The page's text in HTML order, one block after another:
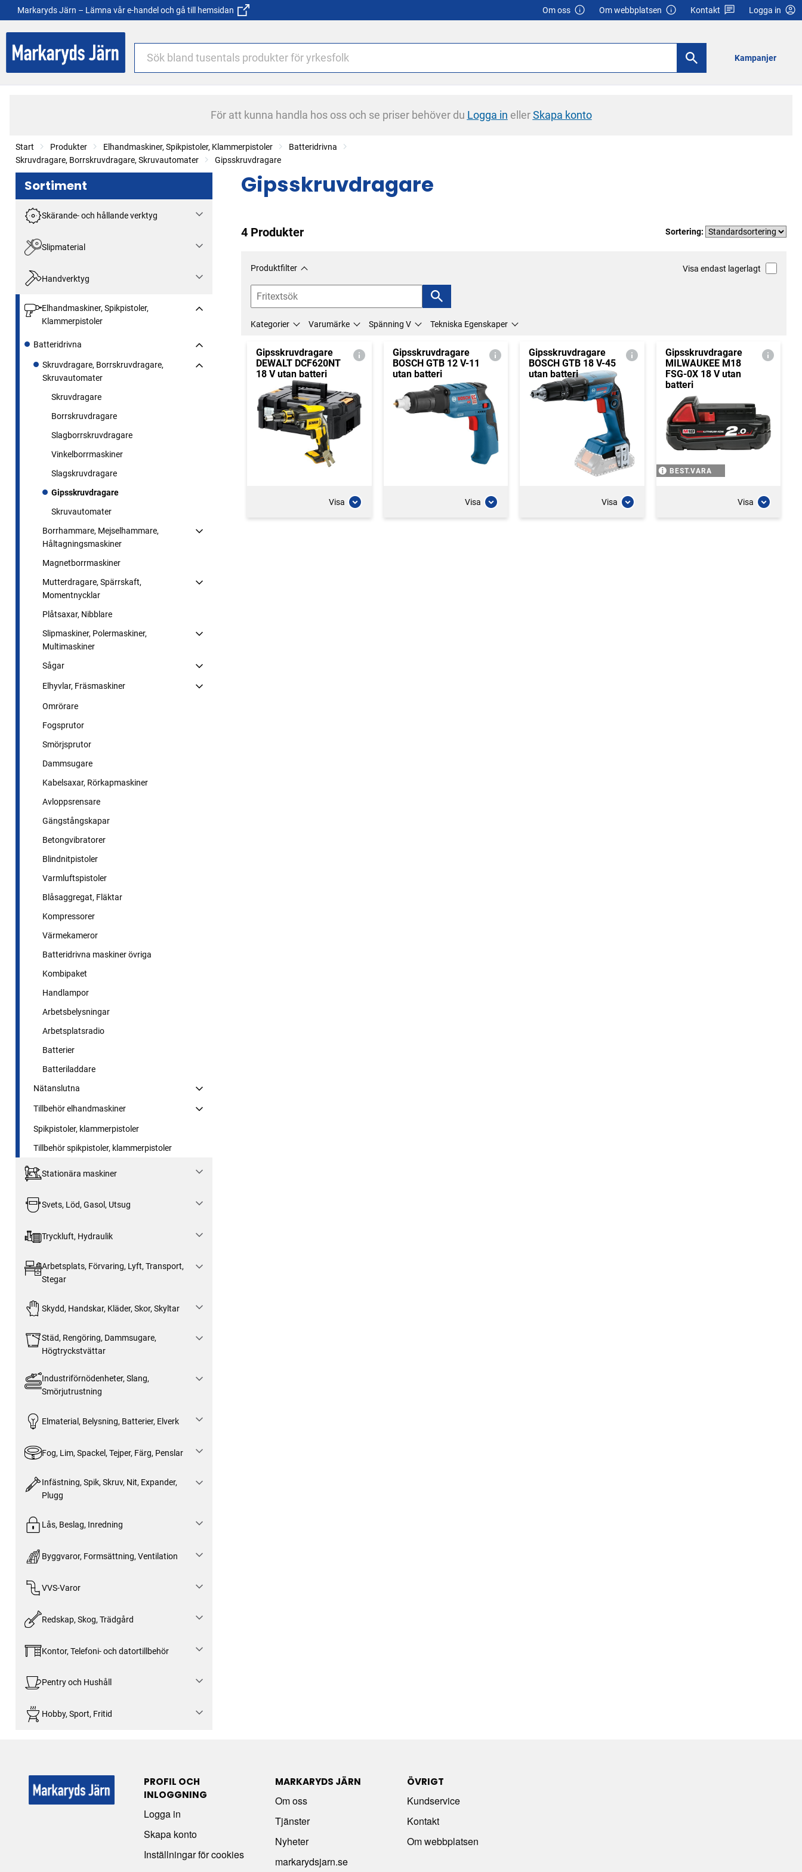
Markaryds Järn – Lämna vår e-handel och gå till hemsidan Om oss Om webbplatsen Kontakt Logga in
Kampanjer
För att kunna handla hos oss och se priser behöver du Logga in ellerSkapa konto
Start Produkter Elhandmaskiner, Spikpistoler, Klammerpistoler
Batteridrivna
Skruvdragare, Borrskruvdragare, Skruvautomater
Gipsskruvdragare
Sortiment
Skärande- och hållande verktyg
Slipmaterial
Handverktyg
Elhandmaskiner, Spikpistoler,
Klammerpistoler
Batteridrivna
Skruvdragare, Borrskruvdragare,
Skruvautomater
Skruvdragare
Borrskruvdragare
Slagborrskruvdragare
Vinkelborrmaskiner
Slagskruvdragare
Gipsskruvdragare
Skruvautomater
Borrhammare, Mejselhammare,
Håltagningsmaskiner
Magnetborrmaskiner
Mutterdragare, Spärrskaft,
Momentnycklar
Plåtsaxar, Nibblare
Slipmaskiner, Polermaskiner,
Multimaskiner
Sågar
Elhyvlar, Fräsmaskiner
Omrörare
Fogsprutor
Smörjsprutor
Dammsugare
Kabelsaxar, Rörkapmaskiner
Avloppsrensare
Gängstångskapar
Betongvibratorer
Blindnitpistoler
Varmluftspistoler
Blåsaggregat, Fläktar
Kompressorer
Värmekameror
Batteridrivna maskiner övriga
Kombipaket
Handlampor
Arbetsbelysningar
Arbetsplatsradio
Batterier
Batteriladdare
Nätanslutna
Tillbehör elhandmaskiner
Spikpistoler, klammerpistoler
Tillbehör spikpistoler, klammerpistoler
Stationära maskiner
Svets, Löd, Gasol, Utsug
Tryckluft, Hydraulik
Arbetsplats, Förvaring, Lyft, Transport,
Stegar
Skydd, Handskar, Kläder, Skor, Skyltar
Städ, Rengöring, Dammsugare,
Högtryckstvättar
Industriförnödenheter, Slang,
Smörjutrustning
Elmaterial, Belysning, Batterier, Elverk
Fog, Lim, Spackel, Tejper, Färg, Penslar
Infästning, Spik, Skruv, Nit, Expander,
Plugg
Lås, Beslag, Inredning
Byggvaror, Formsättning, Ventilation
VVS-Varor
Redskap, Skog, Trädgård
Kontor, Telefoni- och datortillbehör
Pentry och Hushåll
Hobby, Sport, Fritid
Gipsskruvdragare
4 Produkter Sortering:
Produktfilter Visa endast lagerlagt
Kategorier Varumärke Spänning V Tekniska Egenskaper
Gipsskruvdragare
DEWALT DCF620NT
18 V utan batteri
Visa
Gipsskruvdragare
BOSCH GTB 12 V-11
utan batteri
Visa
Gipsskruvdragare
BOSCH GTB 18 V-45
utan batteri
Visa
Gipsskruvdragare
MILWAUKEE M18
FSG-0X 18 V utan
batteri
BEST.VARA
Visa
PROFIL OCH
INLOGGNING
Logga in
Skapa konto
Inställningar för cookies
MARKARYDS JÄRN
Om oss
Tjänster
Nyheter
markarydsjarn.se
ÖVRIGT
Kundservice
Kontakt
Om webbplatsen